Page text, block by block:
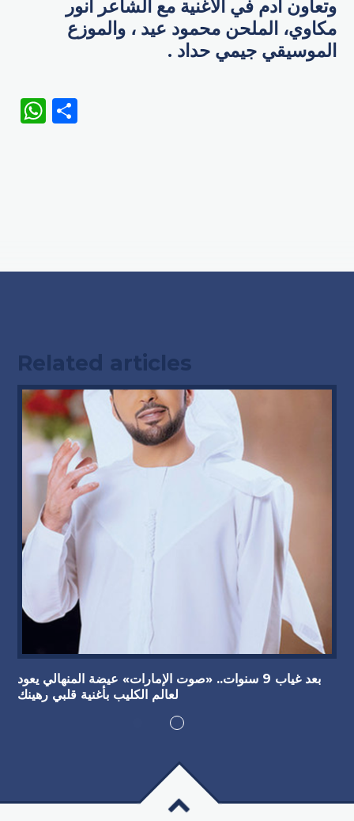
وتعاون آدم في الأغنية مع الشاعر أنور
مكاوي​، الملحن ​محمود عيد ​، والموزع
الموسيقي ​جيمي حداد .
WhatsApp
Related articles
بعد غياب 9 سنوات.. «صوت الإمارات» عيضة المنهالي يعود
لعالم الكليب بأغنية قلبي رهينك